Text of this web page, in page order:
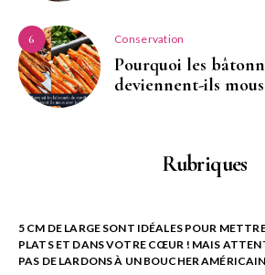
6 Conservation
Pourquoi les
deviennent-ils
Rubriques
5 CM DE LARGE SONT IDÉALES POUR
PLATS ET DANS VOTRE CŒUR ! MAIS
PAS DE LARDONS À UN BOUCHER AMÉRICAIN